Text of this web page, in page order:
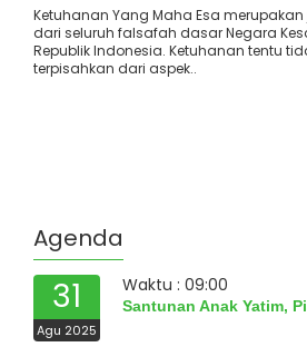
Ketuhanan Yang Maha Esa merupakan
dari seluruh falsafah dasar Negara
Republik Indonesia. Ketuhanan tentu
terpisahkan dari aspek..
Agenda
31
Agu 2025
Waktu : 09:00
Santunan Anak Yatim,